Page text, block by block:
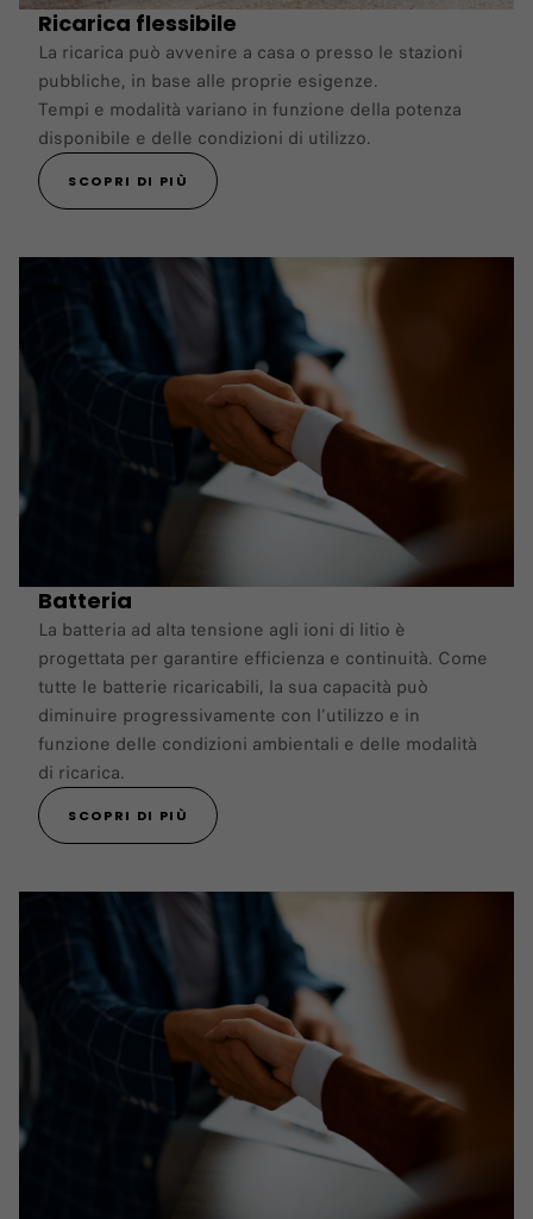
Ricarica flessibile
La ricarica può avvenire a casa o presso le stazioni
pubbliche, in base alle proprie esigenze.
Tempi e modalità variano in funzione della potenza
disponibile e delle condizioni di utilizzo.
SCOPRI DI PIÙ
Batteria
La batteria ad alta tensione agli ioni di litio è
progettata per garantire efficienza e continuità. Come
tutte le batterie ricaricabili, la sua capacità può
diminuire progressivamente con l’utilizzo e in
funzione delle condizioni ambientali e delle modalità
di ricarica.
SCOPRI DI PIÙ